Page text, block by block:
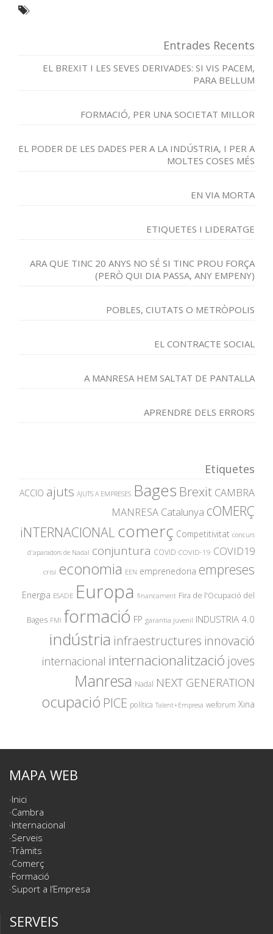
Entrades Recents
EL BREXIT I LES SEVES DERIVADES: SI VIS PACEM,
PARA BELLUM
FORMACIÓ, PER UNA SOCIETAT MILLOR
EL PODER DE LES DADES PER A LA INDÚSTRIA, I PER A
MOLTES COSES MÉS
EN VIA MORTA
ETIQUETES I LIDERATGE
ARA QUE TINC 20 ANYS NO SÉ SI TINC PROU FORÇA
(PERÒ QUI DIA PASSA, ANY EMPENY)
POBLES, CIUTATS O METRÒPOLIS
EL CONTRACTE SOCIAL
A MANRESA HEM SALTAT DE PANTALLA
APRENDRE DELS ERRORS
Etiquetes
ACCIO ajuts AJUTS A EMPRESES Bages Brexit CAMBRA
MANRESA Catalunya cOMERÇ
iNTERNACIONAL comerç Competitivitat concurs
d'aparadors de Nadal conjuntura COVID COVID-19 COVID19
crisi economia EEN emprenedoria empreses
Energia ESADE Europa financament Fira de l'Ocupació del
Bages FMI formació FP garantia juvenil INDUSTRIA 4.0
indústria infraestructures innovació
internacional internacionalització joves
Manresa Nadal NEXT GENERATION
ocupació PICE política Talent+Empresa weforum Xina
MAPA WEB
Inici
Cambra
Internacional
Serveis
Tràmits
Comerç
Formació
Suport a l’Empresa
SERVEIS